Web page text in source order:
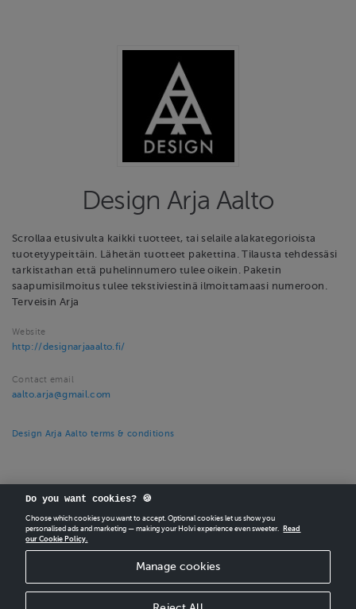
Design Arja Aalto
Scrollaa etusivulta kaikki tuotteet, tai selaile alakategorioista
tuotetyypeittäin. Lähetän tuotteet pakettina. Tilausta tehdessäsi
tarkistathan että puhelinnumero tulee oikein. Paketin
saapumisilmoitus tulee tekstiviestinä ilmoittamaasi numeroon.
Terveisin Arja
Website
http://designarjaaalto.fi/
Contact email
aalto.arja@gmail.com
Design Arja Aalto terms & conditions
CREATEYOUR OWN HOLVI ONLINE STORE IN MINUTES.
Holvi Payment Services Ltd is regulated by the Financial Supervisory Authority of
Finland as an Authorised Payment Institution with license to operate in the
Do you want cookies? 🍪
Choose which cookies you want to accept. Optional cookies let us show you
personalised ads and marketing — making your Holvi experience even sweeter.
Read
our Cookie Policy.
Manage cookies